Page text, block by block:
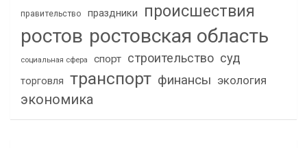
правительство праздники происшествия
ростов ростовская область
социальная сфера спорт строительство суд
торговля транспорт финансы экология
экономика